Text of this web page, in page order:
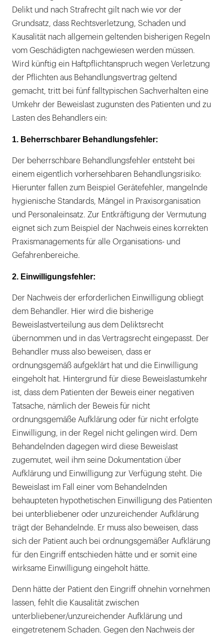
Delikt und nach Strafrecht gilt nach wie vor der
Grundsatz, dass Rechtsverletzung, Schaden und
Kausalität nach allgemein geltenden bisherigen Regeln
vom Geschädigten nachgewiesen werden müssen.
Wird künftig ein Haftpflichtanspruch wegen Verletzung
der Pflichten aus Behandlungsvertrag geltend
gemacht, tritt bei fünf falltypischen Sachverhalten eine
Umkehr der Beweislast zugunsten des Patienten und zu
Lasten des Behandlers ein:
1. Beherrschbarer Behandlungsfehler:
Der beherrschbare Behandlungsfehler entsteht bei
einem eigentlich vorhersehbaren Behandlungsrisiko:
Hierunter fallen zum Beispiel Gerätefehler, mangelnde
hygienische Standards, Mängel in Praxisorganisation
und Personaleinsatz. Zur Entkräftigung der Vermutung
eignet sich zum Beispiel der Nachweis eines korrekten
Praxismanagements für alle Organisations- und
Gefahrenbereiche.
2. Einwilligungsfehler:
Der Nachweis der erforderlichen Einwilligung obliegt
dem Behandler. Hier wird die bisherige
Beweislastverteilung aus dem Deliktsrecht
übernommen und in das Vertragsrecht eingepasst. Der
Behandler muss also beweisen, dass er
ordnungsgemäß aufgeklärt hat und die Einwilligung
eingeholt hat. Hintergrund für diese Beweislastumkehr
ist, dass dem Patienten der Beweis einer negativen
Tatsache, nämlich der Beweis für nicht
ordnungsgemäße Aufklärung oder für nicht erfolgte
Einwilligung, in der Regel nicht gelingen wird. Dem
Behandelnden dagegen wird diese Beweislast
zugemutet, weil ihm seine Dokumentation über
Aufklärung und Einwilligung zur Verfügung steht. Die
Beweislast im Fall einer vom Behandelnden
behaupteten hypothetischen Einwilligung des Patienten
bei unterbliebener oder unzureichender Aufklärung
trägt der Behandelnde. Er muss also beweisen, dass
sich der Patient auch bei ordnungsgemäßer Aufklärung
für den Eingriff entschieden hätte und er somit eine
wirksame Einwilligung eingeholt hätte.
Denn hätte der Patient den Eingriff ohnehin vornehmen
lassen, fehlt die Kausalität zwischen
unterbliebener/unzureichender Aufklärung und
eingetretenem Schaden. Gegen den Nachweis der